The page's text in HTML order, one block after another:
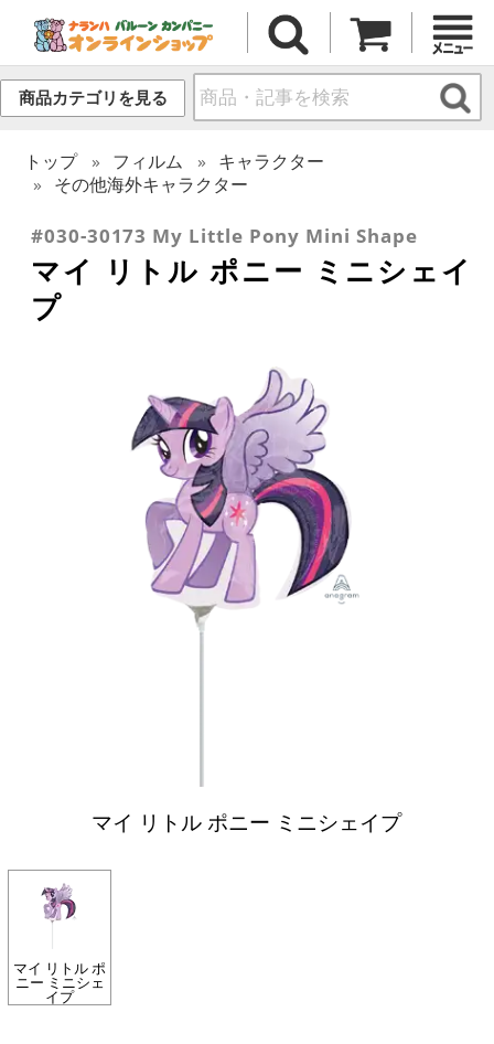
商品カテゴリを見る
トップ フィルム
キャラクター
その他海外キャラクター
#030-30173 My Little Pony Mini Shape
マイ リトル ポニー ミニシェイ
プ
マイ リトル ポニー ミニシェイプ
マイ リトル ポ
ニー ミニシェ
イプ